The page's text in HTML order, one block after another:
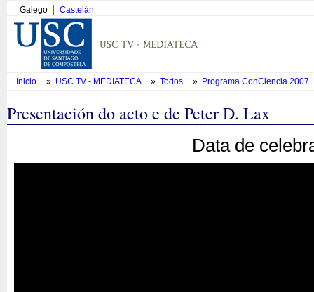
Galego Castelán
Inicio » USC TV - MEDIATECA » Todos » Programa ConCiencia
Presentación do acto e de Peter D. Lax
Data de